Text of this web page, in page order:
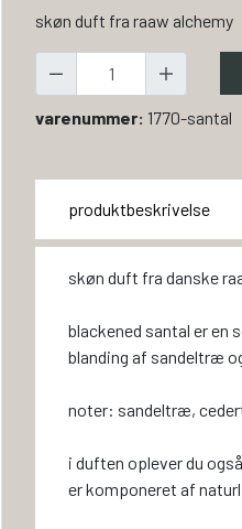
skøn duft fra raaw alchemy
varenummer: 1770-santal
produktbeskrivelse
skøn duft fra danske
blackened santal er en
blanding af sandeltræ
noter: sandeltræ,
i duften oplever du
er komponeret af